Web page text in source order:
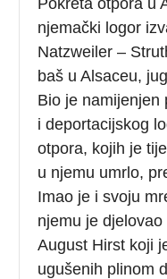
njemački logor
Natzweiler –
baš u Alsaceu,
Bio je namijenjen
i deportacijskog
otpora, kojih je
u njemu umrlo,
Imao je i svoju
njemu je
August Hirst koji
ugušenih plinom